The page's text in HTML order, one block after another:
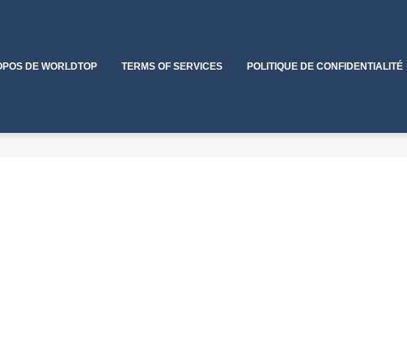
DE WORLDTOP TERMS OF SERVICES POLITIQUE DE CONFIDENTIALITÉ